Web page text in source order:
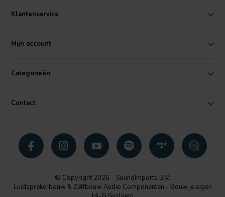
Klantenservice
Mijn account
Categorieën
Contact
© Copyright 2026 - SoundImports B.V.
Luidsprekerbouw & Zelfbouw Audio Componenten - Bouw je eigen